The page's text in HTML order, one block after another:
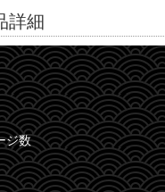
詳細
ジ数